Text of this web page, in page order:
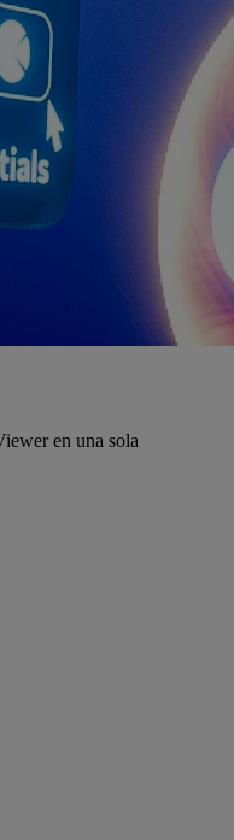
en una sola